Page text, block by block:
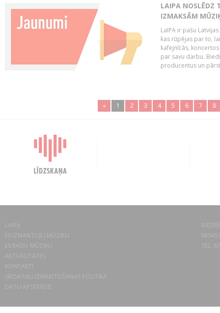
LAIPA NOSLĒDZ
IZMAKSĀM
LaIPA ir pašu
kas rūpējas par to,
kafejnīcās,
par savu darbu.
producentus un
« 1 2 3 4 5 6 7 8
LAIPA
ES IZMANTOJU MŪZIKU
ES RADU MŪZIKU
AKTUALITĀTES
KONTAKTI
SĪKDATŅU IZMANTOŠANAS POLITIKA
DATU APSTRĀDE
TEL.